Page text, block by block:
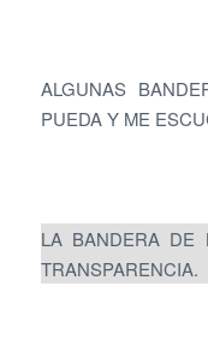
ALGUNAS
PUEDA Y ME
LA BANDERA
TRANSPARENCIA.